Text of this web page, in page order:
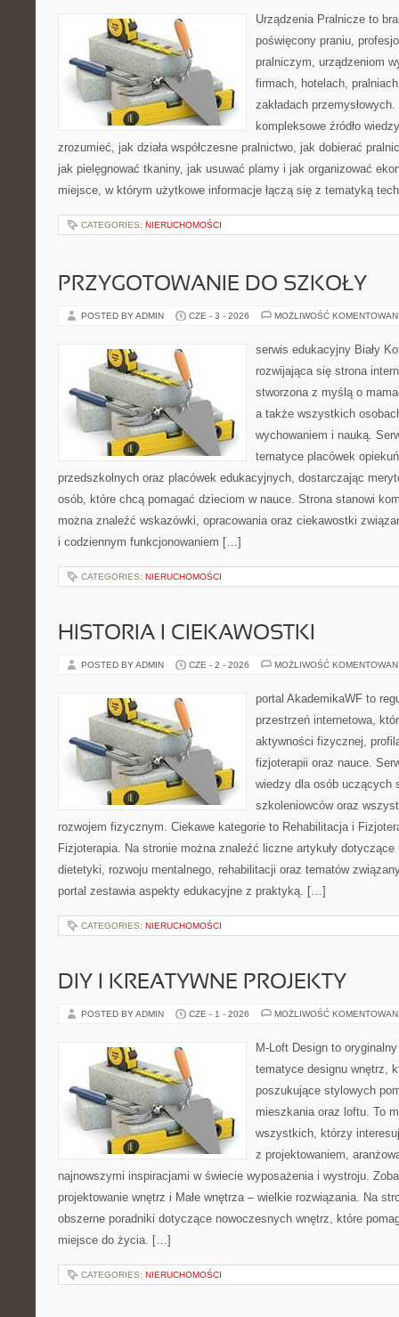
Urządzenia Pralnicze to
poświęcony praniu,
pralniczym, urządzeniom
firmach, hotelach,
zakładach
kompleksowe źródło
zrozumieć, jak działa współczesne pralnictwo, jak dobierać
jak pielęgnować tkaniny, jak usuwać plamy i jak organizować
miejsce, w którym użytkowe informacje łączą się z tematyką
CATEGORIES: NIERUCHOMOŚCI
PRZYGOTOWANIE DO SZKOŁY
POSTED BY ADMIN CZE - 3 - 2026 MOŻLIWOŚĆ
serwis edukacyjny Biały
rozwijająca się strona
stworzona z myślą o
a także wszystkich
wychowaniem i nauką.
tematyce placówek
przedszkolnych oraz placówek edukacyjnych, dostarczając
osób, które chcą pomagać dzieciom w nauce. Strona stanowi
można znaleźć wskazówki, opracowania oraz ciekawostki
i codziennym funkcjonowaniem […]
CATEGORIES: NIERUCHOMOŚCI
HISTORIA I CIEKAWOSTKI
POSTED BY ADMIN CZE - 2 - 2026 MOŻLIWOŚĆ
portal AkademikaWF to
przestrzeń internetowa,
aktywności fizycznej,
fizjoterapii oraz nauce.
wiedzy dla osób uczących
szkoleniowców oraz
rozwojem fizycznym. Ciekawe kategorie to Rehabilitacja i
Fizjoterapia. Na stronie można znaleźć liczne artykuły dotyczące
dietetyki, rozwoju mentalnego, rehabilitacji oraz tematów
portal zestawia aspekty edukacyjne z praktyką. […]
CATEGORIES: NIERUCHOMOŚCI
DIY I KREATYWNE PROJEKTY
POSTED BY ADMIN CZE - 1 - 2026 MOŻLIWOŚĆ
M-Loft Design to
tematyce designu wnętrz,
poszukujące stylowych
mieszkania oraz loftu. To
wszystkich, którzy
z projektowaniem,
najnowszymi inspiracjami w świecie wyposażenia i wystroju.
projektowanie wnętrz i Małe wnętrza – wielkie rozwiązania. Na
obszerne poradniki dotyczące nowoczesnych wnętrz, które
miejsce do życia. […]
CATEGORIES: NIERUCHOMOŚCI